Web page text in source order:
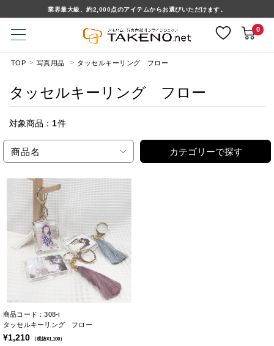
業界最大級、約2,000点のアイテムからお選びいただけます。
0
TOP 写真用品 タッセルキーリング フロー
タッセルキーリング フロー
対象商品： 1件
商品名 カテゴリーで探す
商品コード：308-i
タッセルキーリング フロー
¥1,210 （税抜¥1,100）